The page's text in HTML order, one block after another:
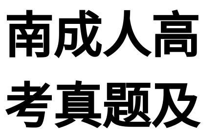
南成人高
考真题及